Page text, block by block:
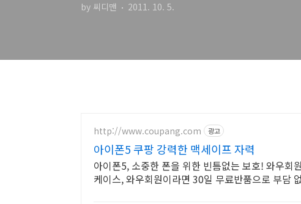
by 씨디맨 2011. 10. 5.
http://www.coupang.com 광고
아이폰5 쿠팡 강력한 맥세이프 자력
아이폰5, 소중한 폰을 위한 빈틈없는 보호! 와우회
케이스, 와우회원이라면 30일 무료반품으로 부담